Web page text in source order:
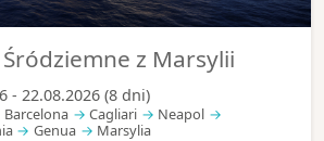
z Marsylii
- 22.08.2026 (8 dni)
Barcelona Cagliari
Neapol
Genua Marsylia